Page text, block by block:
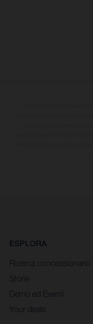
ESPLORA
Ricerca concessionario
Storie
Demo ed Eventi
Your deals